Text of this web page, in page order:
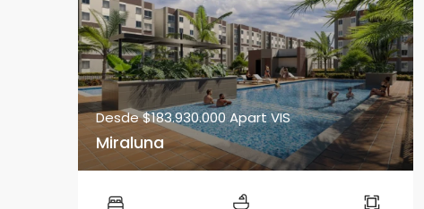
Desde$183.930.000Apart VIS
Miraluna